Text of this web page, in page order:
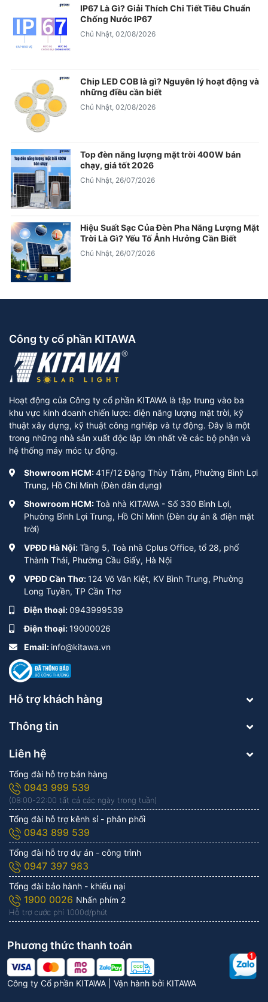
IP67 Là Gì? Giải Thích Chi Tiết Tiêu Chuẩn
Chống Nước IP67
Chủ Nhật, 02/08/2026
Chip LED COB là gì? Nguyên lý hoạt động và
những điều cần biết
Chủ Nhật, 02/08/2026
Top đèn năng lượng mặt trời 400W bán
chạy, giá tốt 2026
Chủ Nhật, 26/07/2026
Hiệu Suất Sạc Của Đèn Pha Năng Lượng Mặt
Trời Là Gì? Yếu Tố Ảnh Hưởng Cần Biết
Chủ Nhật, 26/07/2026
Công ty cổ phần KITAWA
Hoạt động của Công ty cổ phần KITAWA là tập trung vào ba
khu vực kinh doanh chiến lược: điện năng lượng mặt trời, kỹ
thuật xây dựng, kỹ thuật công nghiệp và tự động. Đây là một
trong những nhà sản xuất độc lập lớn nhất về các bộ phận và
hệ thống máy móc tự động.
Showroom HCM:41F/12 Đặng Thùy Trâm, Phường Bình Lợi
Trung, Hồ Chí Minh (Đèn dân dụng)
Showroom HCM:Toà nhà KITAWA - Số 330 Bình Lợi,
Phường Bình Lợi Trung, Hồ Chí Minh (Đèn dự án & điện mặt
trời)
VPĐD Hà Nội:Tầng 5, Toà nhà Cplus Office, tổ 28, phố
Thành Thái, Phường Cầu Giấy, Hà Nội
VPĐD Cần Thơ:124 Võ Văn Kiệt, KV Bình Trung, Phường
Long Tuyền, TP Cần Thơ
Điện thoại:0943999539
Điện thoại:19000026
Email: info@kitawa.vn
Hỗ trợ khách hàng
Thông tin
Liên hệ
Tổng đài hỗ trợ bán hàng
0943 999 539
(08:00-22:00 tất cả các ngày trong tuần)
Tổng đài hỗ trợ kênh sỉ - phân phối
0943 899 539
Tổng đài hỗ trợ dự án - công trình
0947 397 983
Tổng đài bảo hành - khiếu nại
1900 0026 Nhấn phím 2
Hỗ trợ cước phí 1.000đ/phút
Công ty Cổ phần KITAWA | Vận hành bởi KITAWA
Phương thức thanh toán